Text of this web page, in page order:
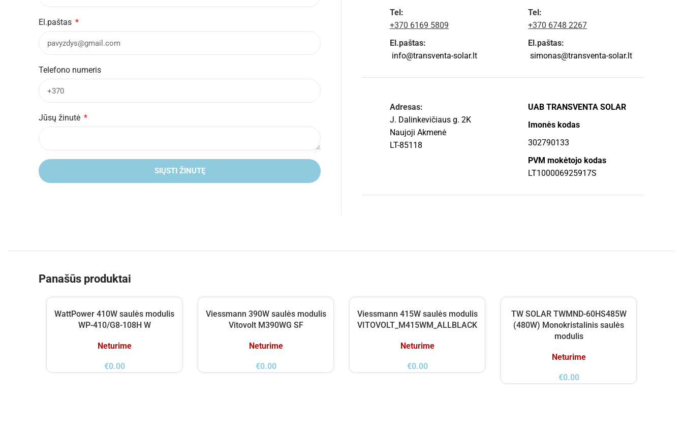
El.paštas
Telefono numeris
Jūsų žinutė
SIŲSTI ŽINUTĘ
Tel:
+370 6169 5809
El.paštas:
info@transventa-solar.lt
Tel:
+370 6748 2267
El.paštas:
simonas@transventa-solar.lt
Adresas:
J. Dalinkevičiaus g. 2K
Naujoji Akmenė
LT-85118
UAB TRANSVENTA SOLAR
Imonės kodas
302790133
PVM mokėtojo kodas
LT100006925917S
Panašūs produktai
WattPower 410W saulės modulis
WP-410/G8-108H W
Neturime
€0.00
Viessmann 390W saulės modulis
Vitovolt M390WG SF
Neturime
€0.00
Viessmann 415W saulės modulis
VITOVOLT_M415WM_ALLBLACK
Neturime
€0.00
TW SOLAR TWMND-60HS485W
(480W) Monokristalinis saulės
modulis
Neturime
€0.00